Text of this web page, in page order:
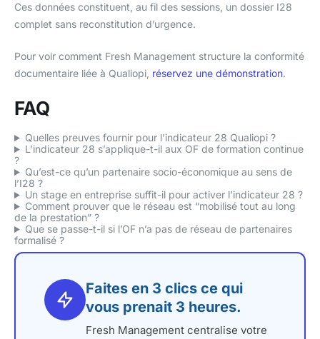
Ces données constituent, au fil des sessions, un dossier I28
complet sans reconstitution d’urgence.
Pour voir comment Fresh Management structure la conformité
documentaire liée à Qualiopi, réservez une démonstration.
FAQ
Quelles preuves fournir pour l’indicateur 28 Qualiopi ?
L’indicateur 28 s’applique-t-il aux OF de formation continue
?
Qu’est-ce qu’un partenaire socio-économique au sens de
l’I28 ?
Un stage en entreprise suffit-il pour activer l’indicateur 28 ?
Comment prouver que le réseau est “mobilisé tout au long
de la prestation” ?
Que se passe-t-il si l’OF n’a pas de réseau de partenaires
formalisé ?
Faites en 3 clics ce qui
vous prenait 3 heures.
Fresh Management centralise votre